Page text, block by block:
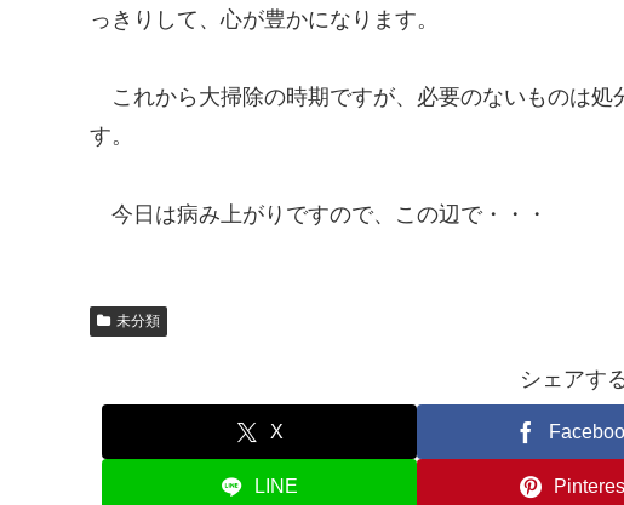
っきりして、心が豊かになります。
これから大掃除の時期ですが、必要のないものは
す。
今日は病み上がりですので、この辺で・・・
未分類
シェアす
X
LINE